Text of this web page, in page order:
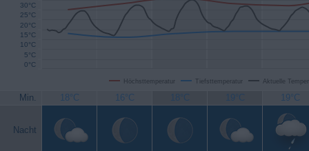
Höchsttemperatur Tiefsttemperatur Aktuelle
0°C
5°C
10°C
15°C
20°C
25°C
30°C
Min. 18°C 16°C 18°C 19°C 19°C
Nacht